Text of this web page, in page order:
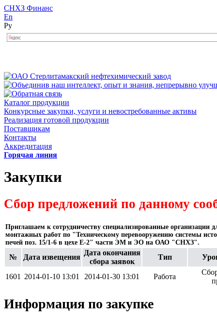
СНХЗ Финанс
En
Ру
Каталог продукции
Конкурсные закупки, услуги и невостребованные активы
Реализация готовой продукции
Поставщикам
Контакты
Аккредитация
Горячая линия
Закупки
Сбор предложений по данному
Приглашаем к сотрудничеству специализированные организации
монтажных работ по "Техническому перевооружению системы
печей поз. 15/1-6 в цехе Е-2" части ЭМ и ЭО на ОАО "СНХЗ".
№ Дата извещения
Дата окончания
сбора заявок
Тип
1601 2014-01-10 13:01 2014-01-30 13:01 Работа
Информация по закупке